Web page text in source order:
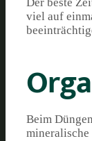
viel auf
Beim
mineralische